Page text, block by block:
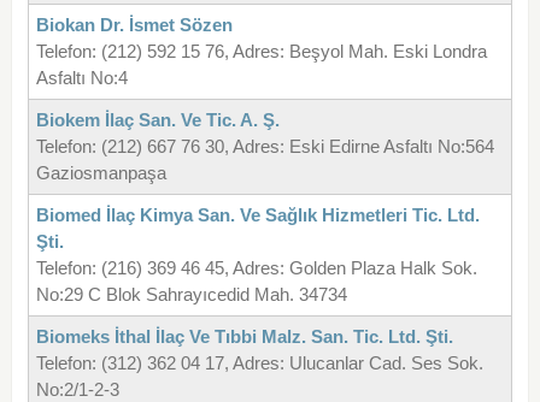
Biokan Dr. İsmet Sözen
Telefon: (212) 592 15 76, Adres: Beşyol Mah. Eski Londra
Asfaltı No:4
Biokem İlaç San. Ve Tic. A. Ş.
Telefon: (212) 667 76 30, Adres: Eski Edirne Asfaltı No:564
Gaziosmanpaşa
Biomed İlaç Kimya San. Ve Sağlık Hizmetleri Tic. Ltd.
Şti.
Telefon: (216) 369 46 45, Adres: Golden Plaza Halk Sok.
No:29 C Blok Sahrayıcedid Mah. 34734
Biomeks İthal İlaç Ve Tıbbi Malz. San. Tic. Ltd. Şti.
Telefon: (312) 362 04 17, Adres: Ulucanlar Cad. Ses Sok.
No:2/1-2-3